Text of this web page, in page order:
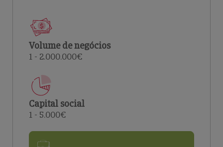
Volume de negócios
1 - 2.000.000€
Capital social
1 - 5.000€